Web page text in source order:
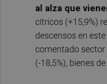
al alza que
cítricos (+15,9%)
descensos en
comentado
(-18,5%), bienes